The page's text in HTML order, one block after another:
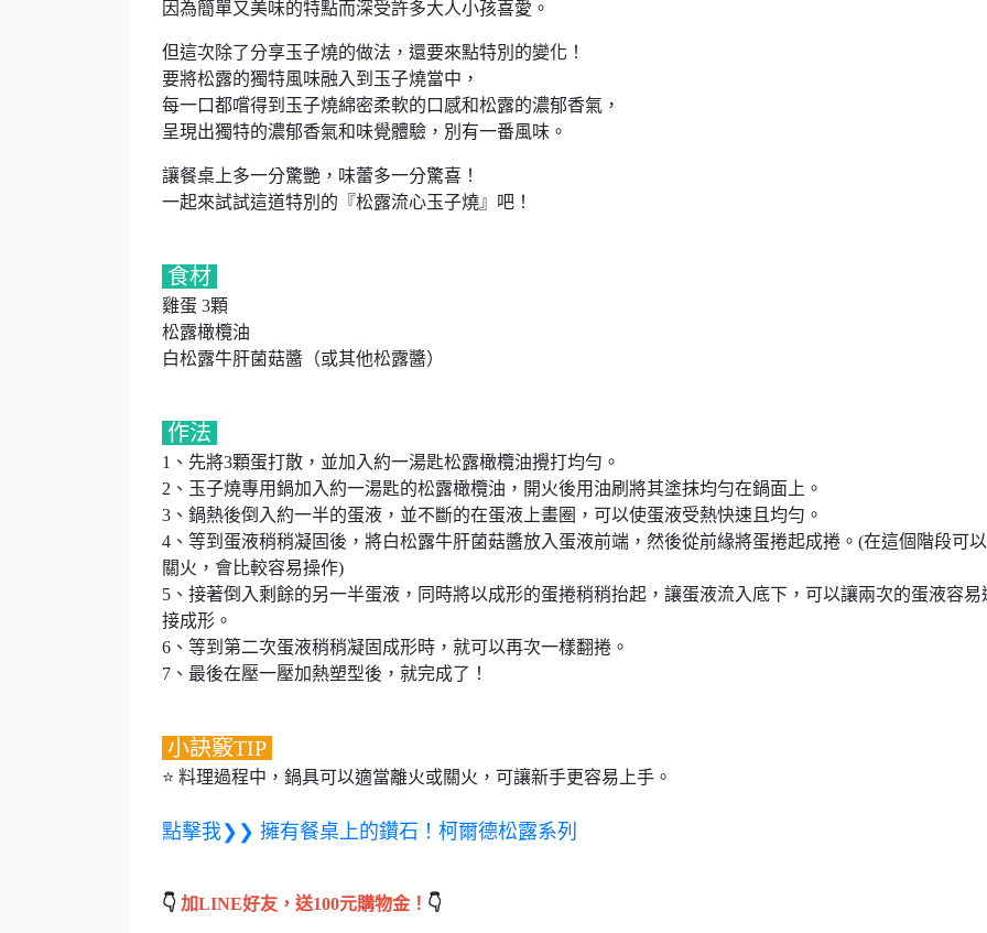
因為簡單又美味的特點而深受許多大人小孩喜愛。
但這次除了分享玉子燒的做法，還要來點特別的變化！
要將松露的獨特風味融入到玉子燒當中，
每一口都嚐得到玉子燒綿密柔軟的口感和松露的濃郁香氣，
呈現出獨特的濃郁香氣和味覺體驗，別有一番風味。
讓餐桌上多一分驚艷，味蕾多一分驚喜！
一起來試試這道特別的『松露流心玉子燒』吧！
食材
雞蛋 3顆
松露橄欖油
白松露牛肝菌菇醬（或其他松露醬）
作法
1、先將3顆蛋打散，並加入約一湯匙松露橄欖油攪打均勻。
2、玉子燒專用鍋加入約一湯匙的松露橄欖油，開火後用油刷將其塗抹均勻在鍋面上。
3、鍋熱後倒入約一半的蛋液，並不斷的在蛋液上畫圈，可以使蛋液受熱快速且均勻。
4、等到蛋液稍稍凝固後，將白松露牛肝菌菇醬放入蛋液前端，然後從前緣將蛋捲起成捲。(在這個階段可
關火，會比較容易操作)
5、接著倒入剩餘的另一半蛋液，同時將以成形的蛋捲稍稍抬起，讓蛋液流入底下，可以讓兩次的蛋液容易
接成形。
6、等到第二次蛋液稍稍凝固成形時，就可以再次一樣翻捲。
7、最後在壓一壓加熱塑型後，就完成了！
小訣竅TIP
⭐ 料理過程中，鍋具可以適當離火或關火，可讓新手更容易上手。
點擊我❯❯ 擁有餐桌上的鑽石！柯爾德松露系列
👇 加LINE好友，送100元購物金！ 👇